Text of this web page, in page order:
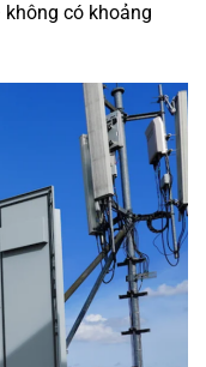
có khoảng